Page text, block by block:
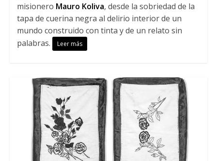
misionero Mauro Koliva, desde la sobriedad de la
tapa de cuerina negra al delirio interior de un
mundo construido con tinta y de un relato sin
palabras.
Leer más